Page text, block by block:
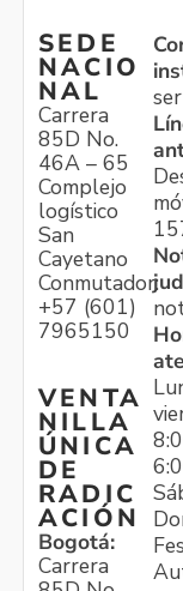
SEDE
NACIO
NAL
Carrera
85D No.
46A – 65
Complejo
logístico
San
Cayetano
Conmutador:
+57 (601)
7965150
VENTA
NILLA
ÚNICA
DE
RADIC
ACIÓN
Bogotá:
Carrera